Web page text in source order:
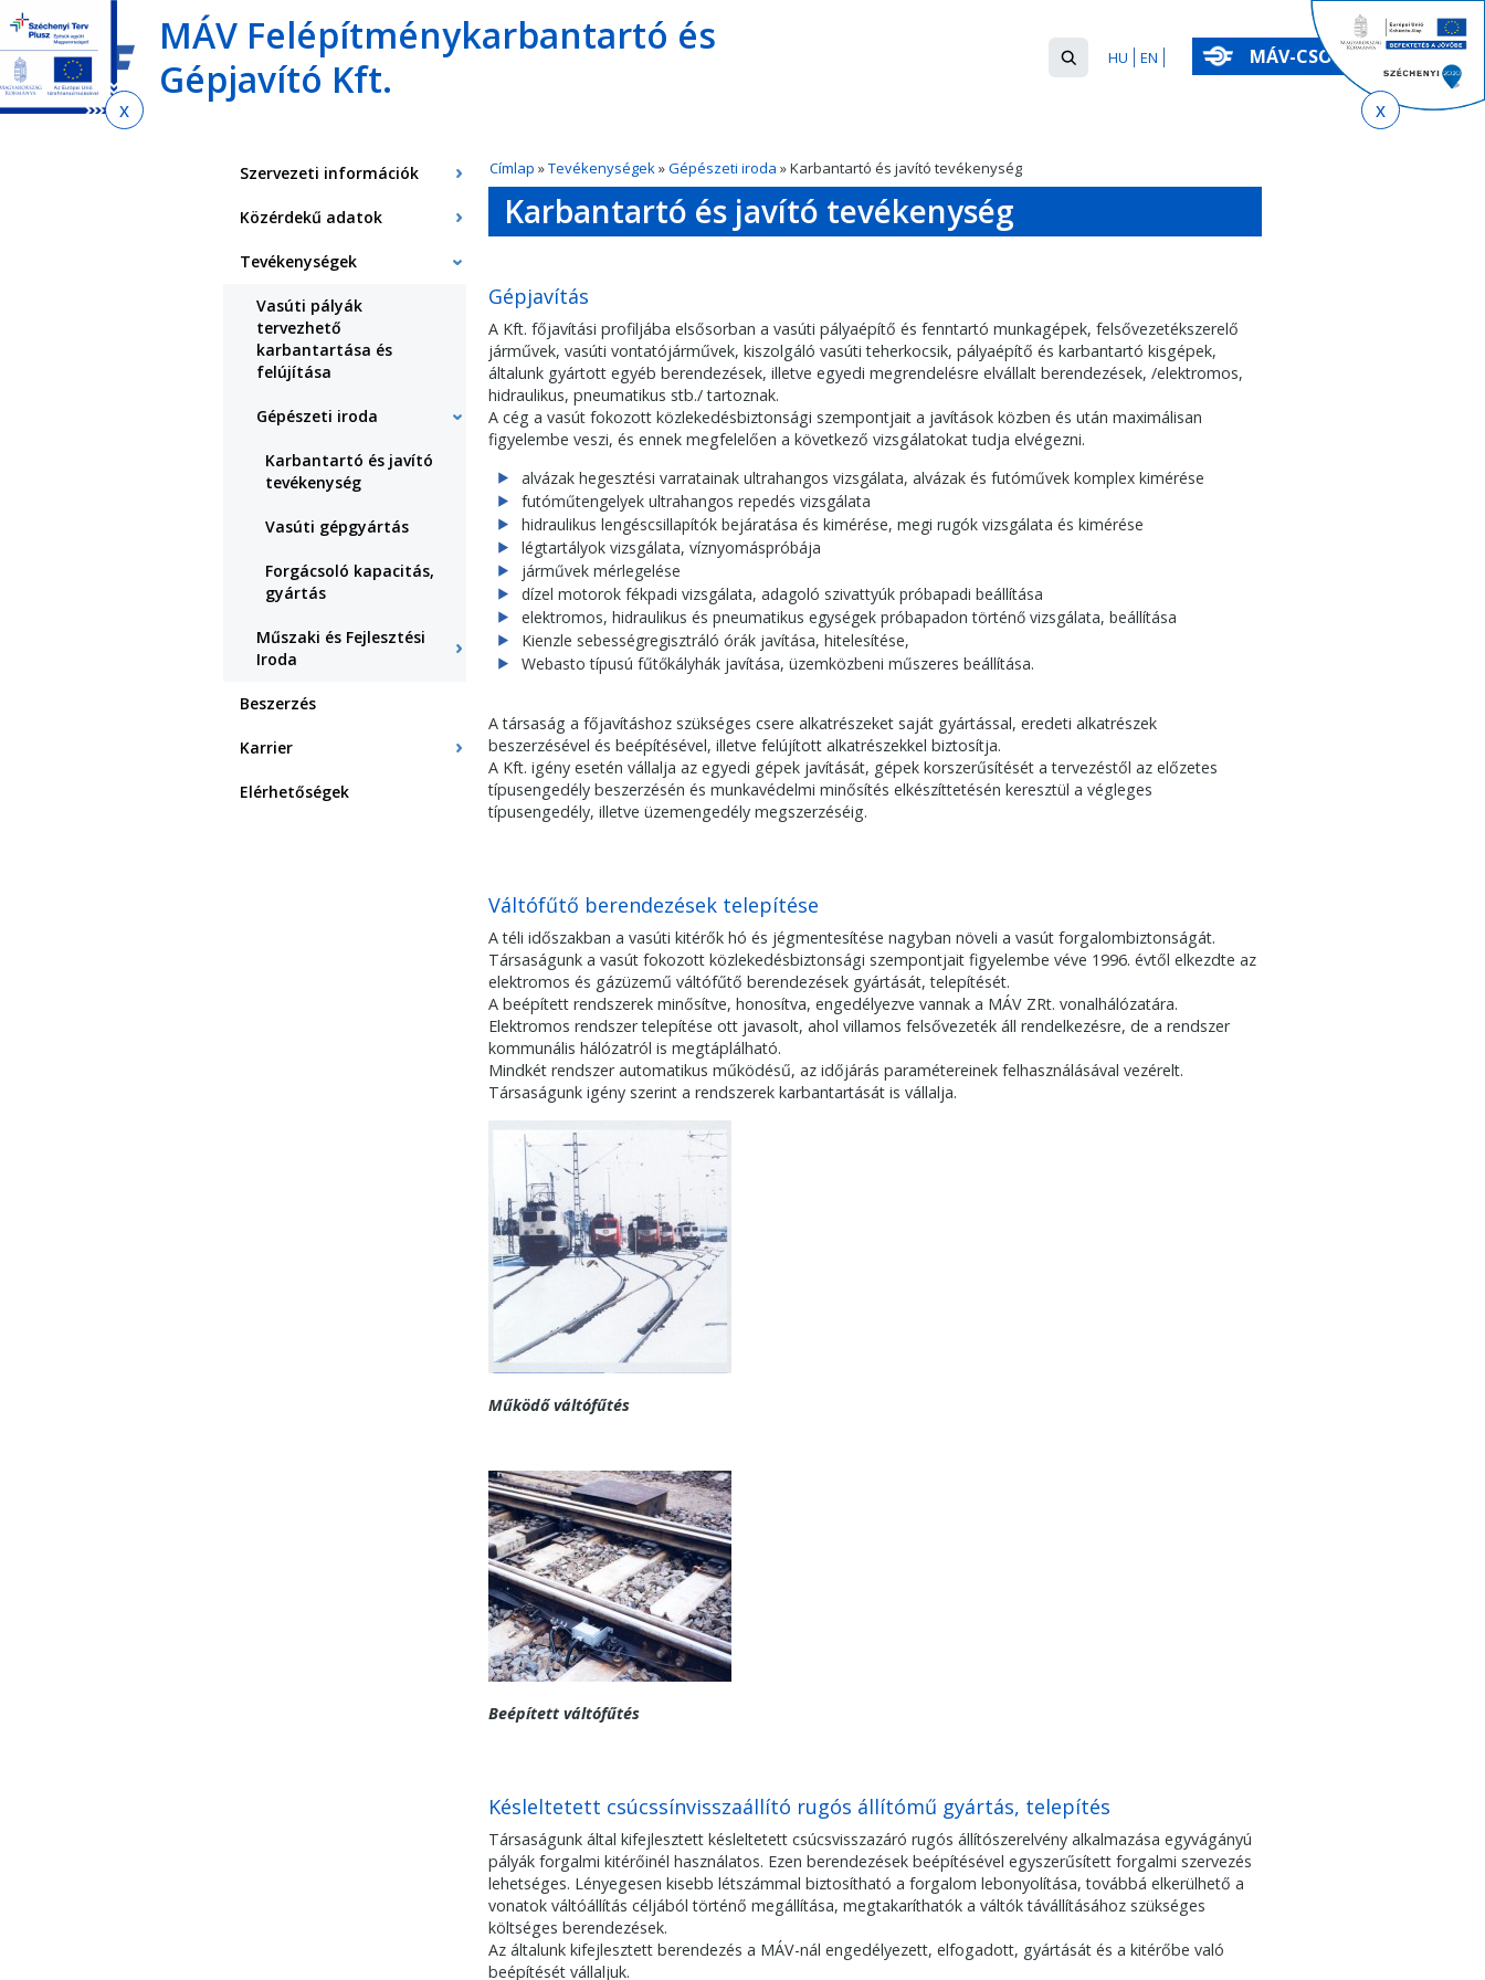
Ugrás
az
almenühöz
Ugrás
tartalomra
Ugrás
az
oldaltérképre
MÁV Felépítménykarbantartó és
Gépjavító Kft.
EN
HU
Keresés
űrlap
Keresés
MÁV-CSOPORT
Címlap »Tevékenységek»Gépészeti iroda » Karbantartó és javító tevékenység
Szervezeti információk
Közérdekű adatok
Tevékenységek
Vasúti pályák
tervezhető
karbantartása és
felújítása
Gépészeti iroda
Karbantartó és javító
tevékenység
Vasúti gépgyártás
Forgácsoló kapacitás,
gyártás
Műszaki és Fejlesztési
Iroda
Beszerzés
Karrier
Elérhetőségek
Karbantartó és javító tevékenység
Gépjavítás
A Kft. főjavítási profiljába elsősorban a vasúti pályaépítő és fenntartó munkagépek, felsővezetékszerelő
járművek, vasúti vontatójárművek, kiszolgáló vasúti teherkocsik, pályaépítő és karbantartó kisgépek,
általunk gyártott egyéb berendezések, illetve egyedi megrendelésre elvállalt berendezések, /elektromos,
hidraulikus, pneumatikus stb./ tartoznak.
A cég a vasút fokozott közlekedésbiztonsági szempontjait a javítások közben és után maximálisan
figyelembe veszi, és ennek megfelelően a következő vizsgálatokat tudja elvégezni.
alvázak hegesztési varratainak ultrahangos vizsgálata, alvázak és futóművek komplex kimérése
futóműtengelyek ultrahangos repedés vizsgálata
hidraulikus lengéscsillapítók bejáratása és kimérése, megi rugók vizsgálata és kimérése
légtartályok vizsgálata, víznyomáspróbája
járművek mérlegelése
dízel motorok fékpadi vizsgálata, adagoló szivattyúk próbapadi beállítása
elektromos, hidraulikus és pneumatikus egységek próbapadon történő vizsgálata, beállítása
Kienzle sebességregisztráló órák javítása, hitelesítése,
Webasto típusú fűtőkályhák javítása, üzemközbeni műszeres beállítása.
A társaság a főjavításhoz szükséges csere alkatrészeket saját gyártással, eredeti alkatrészek
beszerzésével és beépítésével, illetve felújított alkatrészekkel biztosítja.
A Kft. igény esetén vállalja az egyedi gépek javítását, gépek korszerűsítését a tervezéstől az előzetes
típusengedély beszerzésén és munkavédelmi minősítés elkészíttetésén keresztül a végleges
típusengedély, illetve üzemengedély megszerzéséig.
Váltófűtő berendezések telepítése
A téli időszakban a vasúti kitérők hó és jégmentesítése nagyban növeli a vasút forgalombiztonságát.
Társaságunk a vasút fokozott közlekedésbiztonsági szempontjait figyelembe véve 1996. évtől elkezdte az
elektromos és gázüzemű váltófűtő berendezések gyártását, telepítését.
A beépített rendszerek minősítve, honosítva, engedélyezve vannak a MÁV ZRt. vonalhálózatára.
Elektromos rendszer telepítése ott javasolt, ahol villamos felsővezeték áll rendelkezésre, de a rendszer
kommunális hálózatról is megtáplálható.
Mindkét rendszer automatikus működésű, az időjárás paramétereinek felhasználásával vezérelt.
Társaságunk igény szerint a rendszerek karbantartását is vállalja.
Működő váltófűtés
Beépített váltófűtés
Késleltetett csúcssínvisszaállító rugós állítómű gyártás, telepítés
Társaságunk által kifejlesztett késleltetett csúcsvisszazáró rugós állítószerelvény alkalmazása egyvágányú
pályák forgalmi kitérőinél használatos. Ezen berendezések beépítésével egyszerűsített forgalmi szervezés
lehetséges. Lényegesen kisebb létszámmal biztosítható a forgalom lebonyolítása, továbbá elkerülhető a
vonatok váltóállítás céljából történő megállítása, megtakaríthatók a váltók távállításához szükséges
költséges berendezések.
Az általunk kifejlesztett berendezés a MÁV-nál engedélyezett, elfogadott, gyártását és a kitérőbe való
beépítését vállaljuk.